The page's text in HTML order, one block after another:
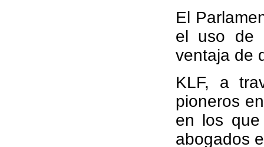
El
el uso de
ventaja de
KLF, a
pioneros
en los
abogados